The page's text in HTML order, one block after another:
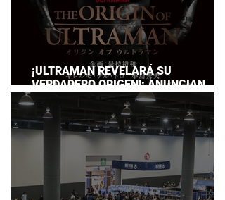
¡ULTRAMAN REVELARÁ SU
VERDADERO ORIGEN!: ANUNCIAN
DOCUMENTAL POR EL 60
ANIVERSARIO DE LA FRANQUICIA